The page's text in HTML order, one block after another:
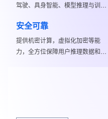
驾驶、具身智能、模型推理与训练
安全可靠
提供机密计算，虚拟化加密等能
力，全方位保障用户推理数据和企